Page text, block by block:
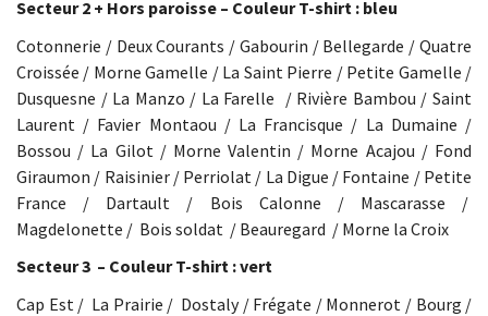
Secteur 2 + Hors paroisse – Couleur T-shirt : bleu
Cotonnerie / Deux Courants / Gabourin / Bellegarde / Quatre
Croissée / Morne Gamelle / La Saint Pierre / Petite Gamelle /
Dusquesne / La Manzo / La Farelle / Rivière Bambou / Saint
Laurent / Favier Montaou / La Francisque / La Dumaine /
Bossou / La Gilot / Morne Valentin / Morne Acajou / Fond
Giraumon / Raisinier / Perriolat / La Digue / Fontaine / Petite
France / Dartault / Bois Calonne / Mascarasse /
Magdelonette / Bois soldat / Beauregard / Morne la Croix
Secteur 3 – Couleur T-shirt : vert
Cap Est / La Prairie / Dostaly / Frégate / Monnerot / Bourg /